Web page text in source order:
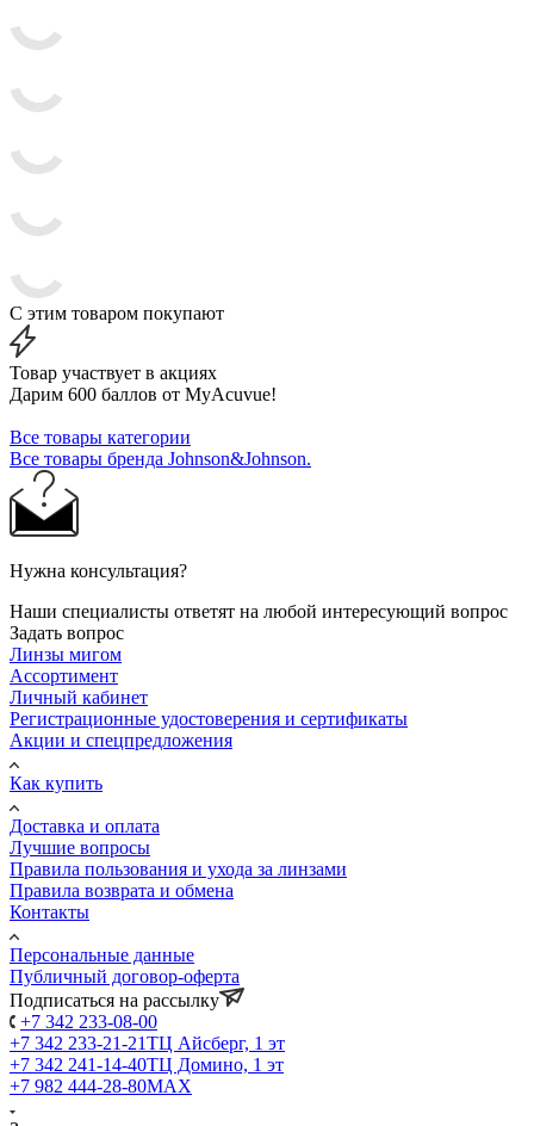
С этим товаром покупают
Товар участвует в акциях
Дарим 600 баллов от MyAcuvue!
Все товары категории
Все товары бренда Johnson&Johnson.
Нужна консультация?
Наши специалисты ответят на любой интересующий вопрос
Задать вопрос
Линзы мигом
Ассортимент
Личный кабинет
Регистрационные удостоверения и сертификаты
Акции и спецпредложения
Как купить
Доставка и оплата
Лучшие вопросы
Правила пользования и ухода за линзами
Правила возврата и обмена
Контакты
Персональные данные
Публичный договор-оферта
Подписаться на рассылку
+7 342 233-08-00
+7 342 233-21-21ТЦ Айсберг, 1 эт
+7 342 241-14-40ТЦ Домино, 1 эт
+7 982 444-28-80MAX